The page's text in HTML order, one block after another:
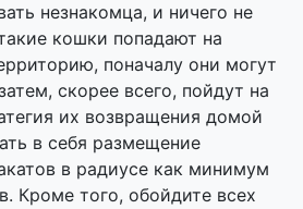
незнакомца, и ничего не
кошки попадают на
поначалу они могут
скорее всего, пойдут на
их возвращения домой
в себя размещение
в радиусе как минимум
Кроме того, обойдите всех